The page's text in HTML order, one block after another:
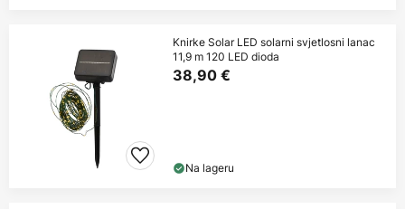
Knirke Solar LED solarni svjetlosni lanac
11,9 m 120 LED dioda
38,90 €
Na lageru